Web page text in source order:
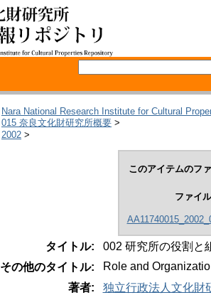
Nara National Research Institute for Cultural
015 奈良文化財研究所概要 >
2002 >
このアイテムのフ
ファイル
タイトル:
002 研究所の役割と
その他のタイトル:
Role and
著者:
独立行政法人文化財